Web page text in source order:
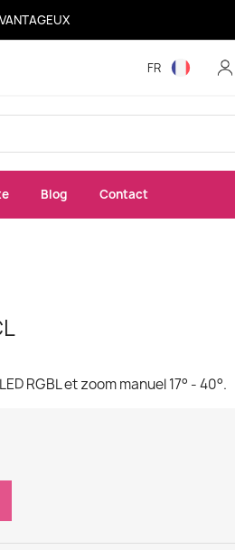
FR
Blog Contact
RGBL et zoom manuel 17° - 40°.